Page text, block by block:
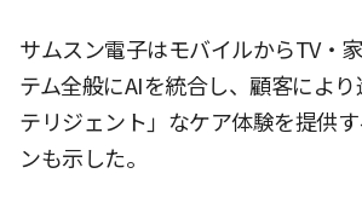
サムスン電子はモバイルからTV・
テム全般にAIを統合し、顧客によ
テリジェント」なケア体験を提供
ンも示した。